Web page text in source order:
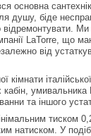
основна
душу, біде
відремонтувати.
LaTorre, що
від
умивальника
та іншого
тиском
натиском. У